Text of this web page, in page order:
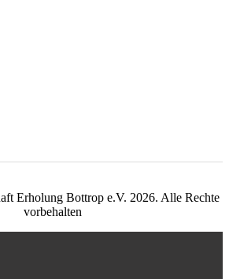
Erholung Bottrop e.V. 2026. Alle Rechte
vorbehalten